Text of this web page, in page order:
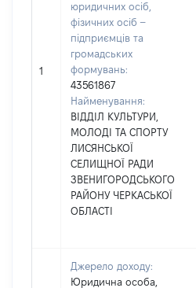
1
юридичних осіб,
фізичних осіб –
підприємців та
громадських
формувань:
43561867
Найменування:
ВІДДІЛ КУЛЬТУРИ,
МОЛОДІ ТА СПОРТУ
ЛИСЯНСЬКОЇ
СЕЛИЩНОЇ РАДИ
ЗВЕНИГОРОДСЬКОГО
РАЙОНУ ЧЕРКАСЬКОЇ
ОБЛАСТІ
Джерело доходу:
Юридична особа,